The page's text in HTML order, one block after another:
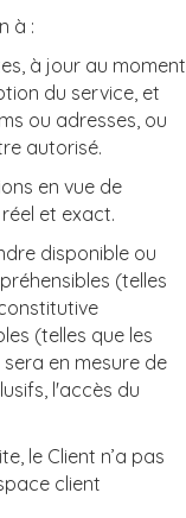
à :
à jour au moment
du service, et
ou adresses, ou
autorisé.
en vue de
et exact.
disponible ou
(telles
(telles que les
en mesure de
l'accès du
le Client n’a pas
client